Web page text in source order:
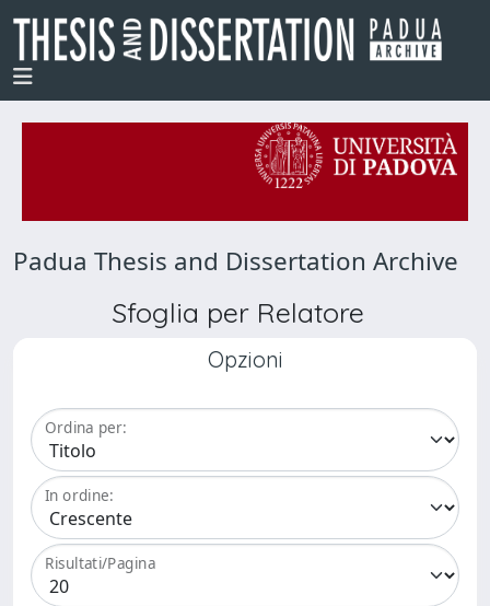
Padua Thesis and Dissertation Archive
Sfoglia per Relatore
Opzioni
Ordina per:
In ordine:
Risultati/Pagina